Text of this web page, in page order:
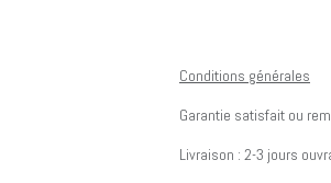
Conditions générales
Garantie satisfait ou
Livraison : 2-3 jours